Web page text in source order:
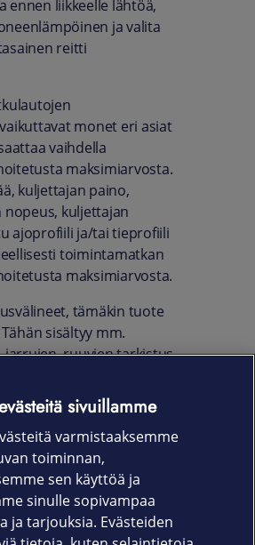
ennen liikkeelle lähtöä,
ja valita
reitti
monet eri asiat
vaihdella
maksimiarvosta.
kuljettajan paino,
kuljettajan
ajoprofiili ja/tai tieprofiili
toimintamatkan
maksimiarvosta.
tämäkin tuote
sisältyy mm.
ruuvien tarkistus
mutterit ja ruuvit
kiristettävä. Lue
sivuillamme
varmistaaksemme
toiminnan,
sen käyttöä ja
sinulle sopivampaa
ja tarjouksia. Evästeiden